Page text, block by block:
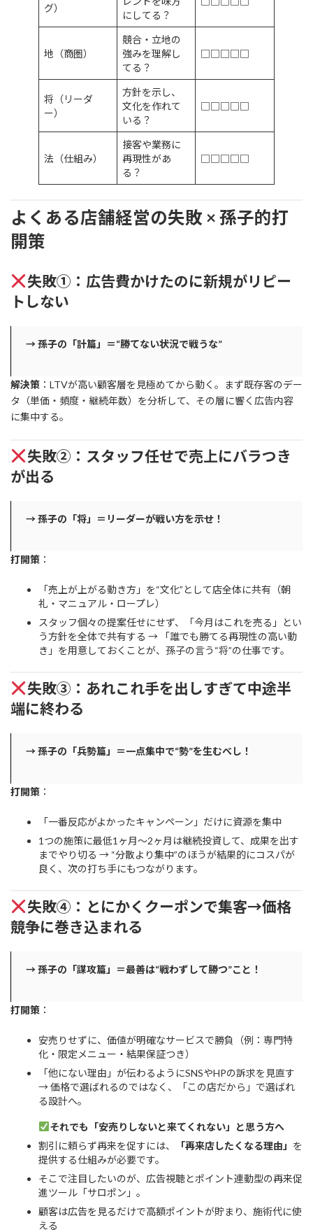
グ）
にしてる？
地（商圏）
競合・立地の
強みを理解し
てる？
□□□□□
将（リーダ
ー）
方針を示し、
文化を作れて
いる？
□□□□□
法（仕組み）
接客や業務に
再現性があ
る？
□□□□□
よくある店舗経営の失敗 × 孫子的打
開策
失敗①：広告費かけたのに新規がリピー
トしない
→ 孫子の「計篇」＝“勝てない状況で戦うな”
解決策 ：LTVが高い顧客層を見極めてから動く。まず既存客のデー
タ（単価・頻度・継続年数）を分析して、その層に響く広告内容
に集中する。
失敗②：スタッフ任せで売上にバラつき
が出る
→ 孫子の「将」＝リーダーが戦い方を示せ！
打開策 ：
「売上が上がる動き方」を“文化”として店全体に共有（朝
礼・マニュアル・ロープレ）
スタッフ個々の提案任せにせず、「今月はこれを売る」とい
う方針を全体で共有する → 「誰でも勝てる再現性の高い動
き」を用意しておくことが、孫子の言う“将”の仕事です。
失敗③：あれこれ手を出しすぎて中途半
端に終わる
→ 孫子の「兵勢篇」＝一点集中で“勢”を生むべし！
打開策 ：
「一番反応がよかったキャンペーン」だけに資源を集中
1つの施策に最低1ヶ月〜2ヶ月は継続投資して、成果を出す
までやり切る → “分散より集中”のほうが結果的にコスパが
良く、次の打ち手にもつながります。
失敗④：とにかくクーポンで集客→価格
競争に巻き込まれる
→ 孫子の「謀攻篇」＝最善は“戦わずして勝つ”こと！
打開策 ：
安売りせずに、価値が明確なサービスで勝負（例：専門特
化・限定メニュー・結果保証つき）
「他にない理由」が伝わるようにSNSやHPの訴求を見直す
→ 価格で選ばれるのではなく、「この店だから」で選ばれ
る設計へ。
それでも「安売りしないと来てくれない」と思う方へ
割引に頼らず再来を促すには、
「再来店したくなる理由」 を
提供する仕組みが必要です。
そこで注目したいのが、広告視聴とポイント連動型の再来促
進ツール「サロポン」。
顧客は広告を見るだけで高額ポイントが貯まり、施術代に使
える